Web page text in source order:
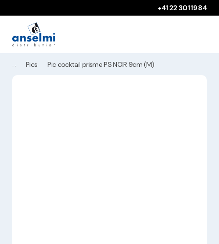
+41 22 301 19 84
Pics Pic cocktail prisme PS NOIR 9cm (M)